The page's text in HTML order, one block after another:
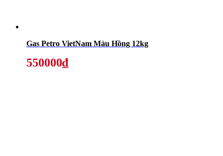
Gas Petro VietNam Màu Hồng 12kg
550000₫